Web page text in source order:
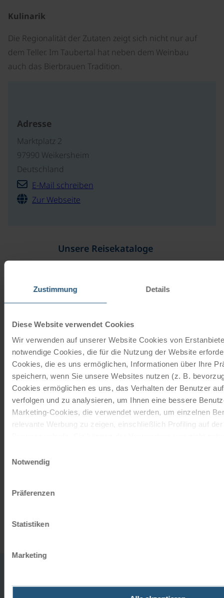
Zustimmung Details
Diese Website verwendet Cookies
Wir verwenden auf unserer Website Cookies von
notwendige Cookies, die für die Nutzung der Website
Cookies, die es uns ermöglichen, Informationen über Ihre
speichern, wenn Sie unsere Websites nutzen (z. B.
Cookies ermöglichen es uns, das Verhalten der Benutzer
verfolgen und zu analysieren, um Ihnen eine bessere
Marketing-Cookies, die verwendet werden, um einzelnen
relevante Werbung zu zeigen, einschließlich Profiling auf
entscheiden, nur notwendige Cookies zu verwenden, indem
Impressum
Notwendig
Präferenzen
Statistiken
Marketing
Kulinarik
Die Regionalität der Zutaten zeigt sich nicht nur auf
dem Teller. Im Taubertal hat neben dem Weinbau
auch das Bierbrauen Tradition.
Adresse
Marktplatz 2
97990 Weikersheim
Deutschland
E-Mail schreiben
Zur Webseite
Unsere Reisekataloge
Schenken Sie unvergessliche
Momente!
Mit einem Reisegutschein haben Sie
immer das passende Geschenk.
JETZT BESTELLEN
732